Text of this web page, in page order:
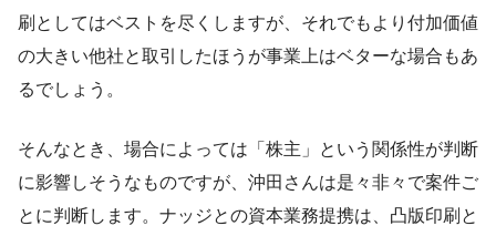
刷としてはベストを尽くしますが、それでもより付加価値
の大きい他社と取引したほうが事業上はベターな場合もあ
るでしょう。
そんなとき、場合によっては「株主」という関係性が判断
に影響しそうなものですが、沖田さんは是々非々で案件ご
とに判断します。ナッジとの資本業務提携は、凸版印刷と